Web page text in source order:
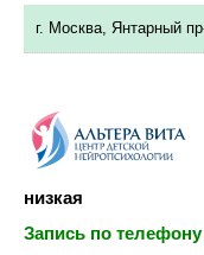
г. Москва, Янтарный
низкая
Запись по телефону